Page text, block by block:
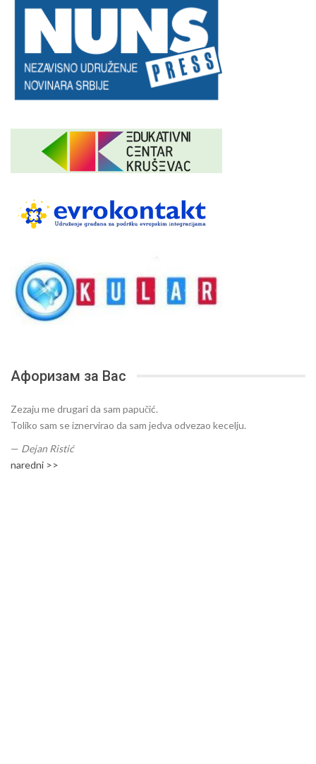
Афоризам за Вас
Zezaju me drugari da sam papučić.
Toliko sam se iznervirao da sam jedva odvezao kecelju.
— Dejan Ristić
naredni >>